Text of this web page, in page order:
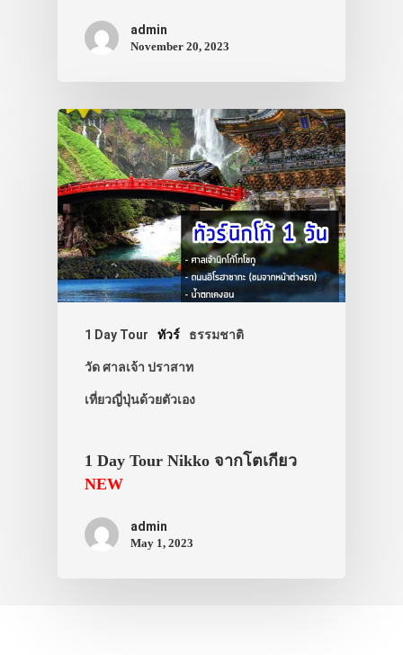
admin
November 20, 2023
1 Day Tour ทัวร์ ธรรมชาติ
วัด ศาลเจ้า ปราสาท
เที่ยวญี่ปุ่นด้วยตัวเอง
1 Day Tour Nikko จากโตเกียว
NEW
admin
May 1, 2023
เดินทาง
ทัวร์
ที่พัก
สาระน่ารู้
VIDEO
ภาพประทับใจ